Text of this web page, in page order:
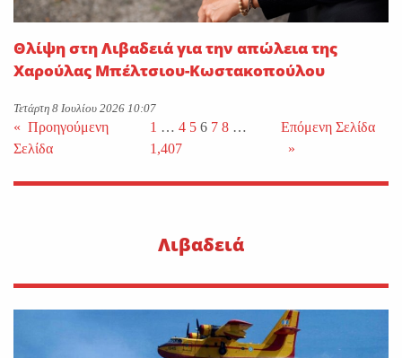
Θλίψη στη Λιβαδειά για την απώλεια της
Χαρούλας Μπέλτσιου-Κωστακοπούλου
Τετάρτη 8 Ιουλίου 2026 10:07
« Προηγούμενη
Σελίδα
1 … 4 5 6 7 8 …
1,407
Επόμενη Σελίδα
»
Λιβαδειά